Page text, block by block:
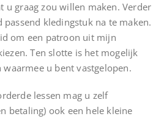
u graag zou willen maken. Verder
passend kledingstuk na te maken.
om een patroon uit mijn
Ten slotte is het mogelijk
u bent vastgelopen.
lessen mag u zelf
betaling) ook een hele kleine